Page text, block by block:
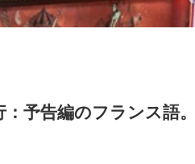
予告編のフランス語。